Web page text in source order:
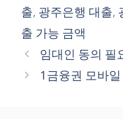
출, 광주은행 대출,
출 가능 금액
임대인 동의 필
1금융권 모바